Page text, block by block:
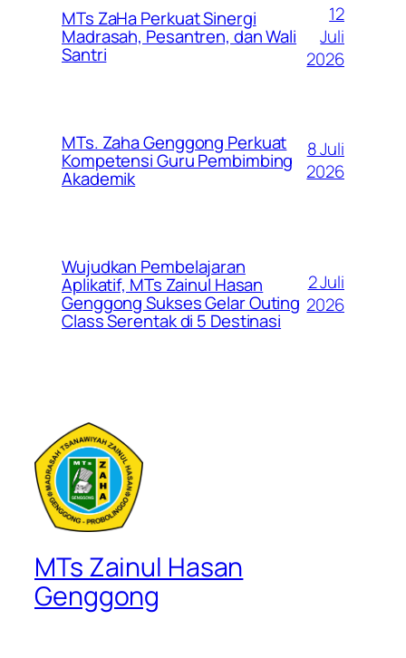
MTs ZaHa Perkuat Sinergi
Madrasah, Pesantren, dan Wali
Santri
12
Juli
2026
MTs. Zaha Genggong Perkuat
Kompetensi Guru Pembimbing
Akademik
8 Juli
2026
Wujudkan Pembelajaran
Aplikatif, MTs Zainul Hasan
Genggong Sukses Gelar Outing
Class Serentak di 5 Destinasi
2 Juli
2026
MTs Zainul Hasan
Genggong